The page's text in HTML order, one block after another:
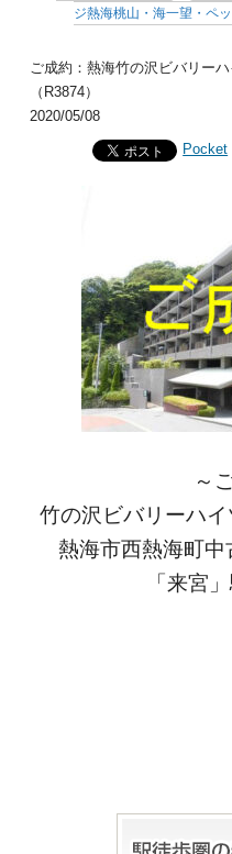
ジ熱海桃山・海一望・ペ
ご成約：熱海竹の沢ビバリー
（R3874）
2020/05/08
Pocket
～
竹の沢ビバリーハ
熱海市西熱海町
「来宮